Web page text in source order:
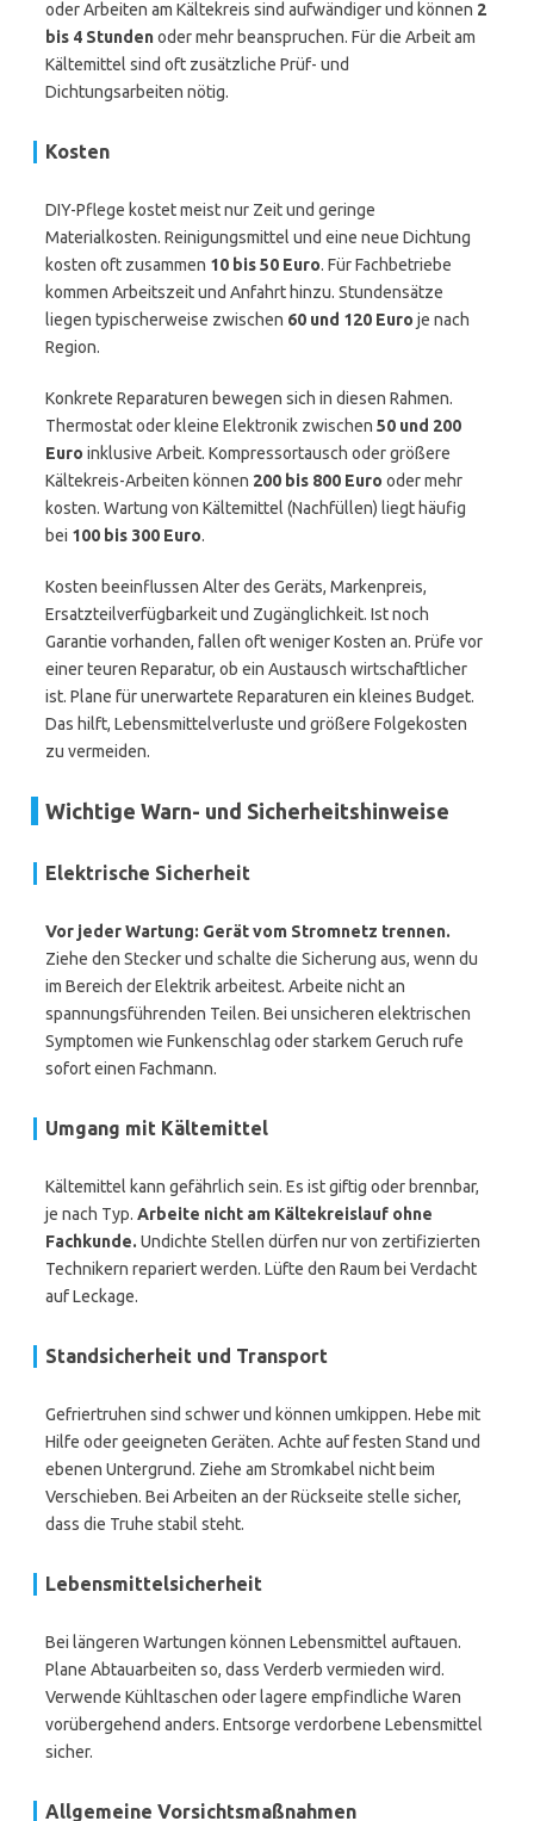
oder Arbeiten am Kältekreis sind aufwändiger und können 2
bis 4 Stundenoder mehr beanspruchen. Für die Arbeit am
Kältemittel sind oft zusätzliche Prüf- und
Dichtungsarbeiten nötig.
Kosten
DIY-Pflege kostet meist nur Zeit und geringe
Materialkosten. Reinigungsmittel und eine neue Dichtung
kosten oft zusammen 10 bis 50 Euro. Für Fachbetriebe
kommen Arbeitszeit und Anfahrt hinzu. Stundensätze
liegen typischerweise zwischen 60 und 120 Euro je nach
Region.
Konkrete Reparaturen bewegen sich in diesen Rahmen.
Thermostat oder kleine Elektronik zwischen 50 und 200
Euro inklusive Arbeit. Kompressortausch oder größere
Kältekreis-Arbeiten können 200 bis 800 Euro oder mehr
kosten. Wartung von Kältemittel (Nachfüllen) liegt häufig
bei 100 bis 300 Euro.
Kosten beeinflussen Alter des Geräts, Markenpreis,
Ersatzteilverfügbarkeit und Zugänglichkeit. Ist noch
Garantie vorhanden, fallen oft weniger Kosten an. Prüfe vor
einer teuren Reparatur, ob ein Austausch wirtschaftlicher
ist. Plane für unerwartete Reparaturen ein kleines Budget.
Das hilft, Lebensmittelverluste und größere Folgekosten
zu vermeiden.
Wichtige Warn- und Sicherheitshinweise
Elektrische Sicherheit
Vor jeder Wartung: Gerät vom Stromnetz trennen.
Ziehe den Stecker und schalte die Sicherung aus, wenn du
im Bereich der Elektrik arbeitest. Arbeite nicht an
spannungsführenden Teilen. Bei unsicheren elektrischen
Symptomen wie Funkenschlag oder starkem Geruch rufe
sofort einen Fachmann.
Umgang mit Kältemittel
Kältemittel kann gefährlich sein. Es ist giftig oder brennbar,
je nach Typ. Arbeite nicht am Kältekreislauf ohne
Fachkunde. Undichte Stellen dürfen nur von zertifizierten
Technikern repariert werden. Lüfte den Raum bei Verdacht
auf Leckage.
Standsicherheit und Transport
Gefriertruhen sind schwer und können umkippen. Hebe mit
Hilfe oder geeigneten Geräten. Achte auf festen Stand und
ebenen Untergrund. Ziehe am Stromkabel nicht beim
Verschieben. Bei Arbeiten an der Rückseite stelle sicher,
dass die Truhe stabil steht.
Lebensmittelsicherheit
Bei längeren Wartungen können Lebensmittel auftauen.
Plane Abtauarbeiten so, dass Verderb vermieden wird.
Verwende Kühltaschen oder lagere empfindliche Waren
vorübergehend anders. Entsorge verdorbene Lebensmittel
sicher.
Allgemeine Vorsichtsmaßnahmen